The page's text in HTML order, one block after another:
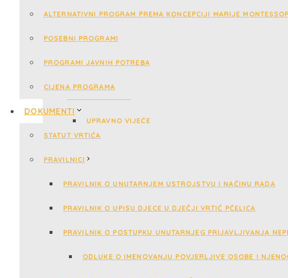
ALTERNATIVNI PROGRAM PREMA KONCEPCIJI MARIJE
POSEBNI PROGRAMI
PROGRAMI JAVNIH POTREBA
CIJENA PROGRAMA
DOKUMENTI
STATUT VRTIĆA
PRAVILNICI
PRAVILNIK O UNUTARNJEM USTROJSTVU I NAČINU RADA
PRAVILNIK O UPISU DJECE U DJEČJI VRTIĆ PČELICA
PRAVILNIK O POSTUPKU UNUTARNJEG PRIJAVLJIVANJA
ODLUKE O IMENOVANJU POVJERLJIVE OSOBE I